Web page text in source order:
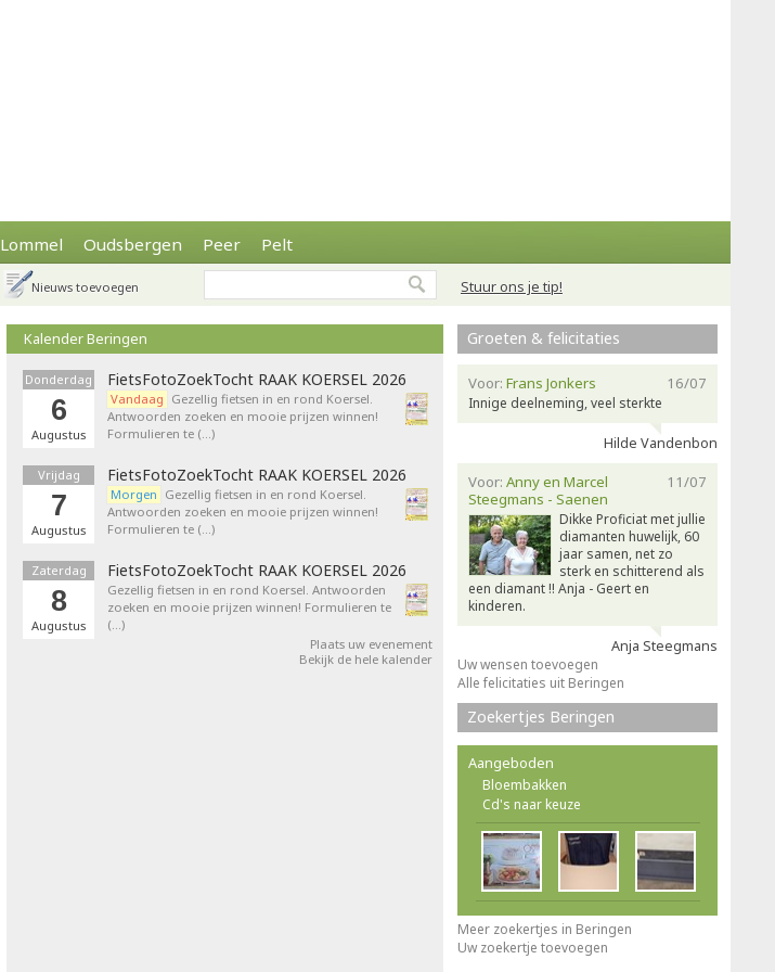
Lommel Oudsbergen Peer Pelt
Stuur ons je tip!
Nieuws toevoegen
Kalender Beringen
Donderdag
6
Augustus
FietsFotoZoekTocht RAAK KOERSEL 2026
Vandaag Gezellig fietsen in en rond Koersel.
Antwoorden zoeken en mooie prijzen winnen!
Formulieren te (…)
Vrijdag
7
Augustus
FietsFotoZoekTocht RAAK KOERSEL 2026
Morgen Gezellig fietsen in en rond Koersel.
Antwoorden zoeken en mooie prijzen winnen!
Formulieren te (…)
Zaterdag
8
Augustus
FietsFotoZoekTocht RAAK KOERSEL 2026
Gezellig fietsen in en rond Koersel. Antwoorden
zoeken en mooie prijzen winnen! Formulieren te
(…)
Plaats uw evenement
Bekijk de hele kalender
Groeten & felicitaties
16/07
Voor: Frans Jonkers
Innige deelneming, veel sterkte
Hilde Vandenbon
11/07
Voor: Anny en Marcel
Steegmans - Saenen
Dikke Proficiat met jullie
diamanten huwelijk, 60
jaar samen, net zo
sterk en schitterend als
een diamant !! Anja - Geert en
kinderen.
Anja Steegmans
Uw wensen toevoegen
Alle felicitaties uit Beringen
Zoekertjes Beringen
Aangeboden
Bloembakken
Cd's naar keuze
Meer zoekertjes in Beringen
Uw zoekertje toevoegen